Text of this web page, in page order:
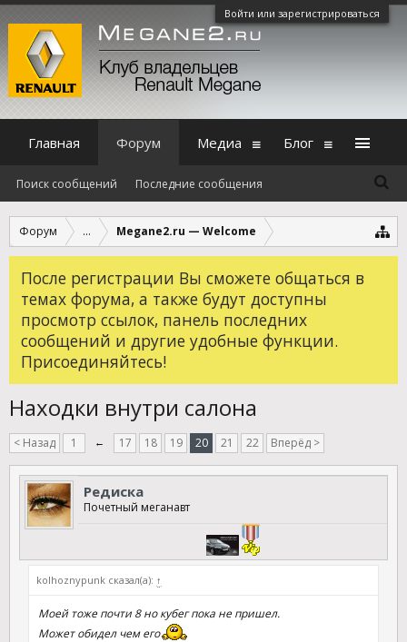
Войти или зарегистрироваться
Форум ... Megane2.ru — Welcome
После регистрации Вы сможете общаться в
темах форума, а также будут доступны
просмотр ссылок, панель последних
сообщений и другие удобные функции.
Присоединяйтесь!
Находки внутри салона
< Назад 1 ← 17 18 19 20 21 22 Вперёд >
Редиска
Почетный меганавт
kolhoznypunk сказал(а): ↑
Моей тоже почти 8 но кубег пока не пришел.
Может обидел чем его
Главная Форум
Поиск сообщений Последние сообщения
Медиа Блог